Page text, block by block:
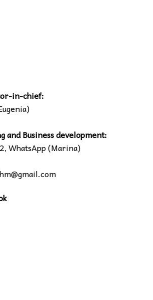
in-chief:
and Business development:
WhatsApp (Marina)